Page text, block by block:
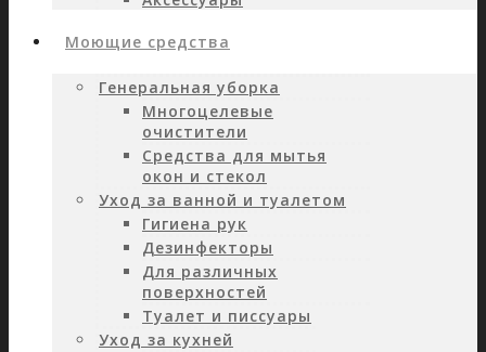
Моющие средства
Генеральная уборка
Многоцелевые
очистители
Средства для мытья
окон и стекол
Уход за ванной и туалетом
Гигиена рук
Дезинфекторы
Для различных
поверхностей
Туалет и писсуары
Уход за кухней